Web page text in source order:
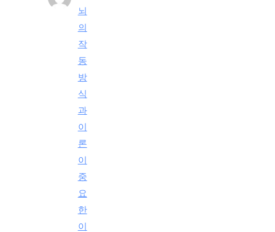
뇌
의
작
동
방
식
과
이
론
이
중
요
한
이